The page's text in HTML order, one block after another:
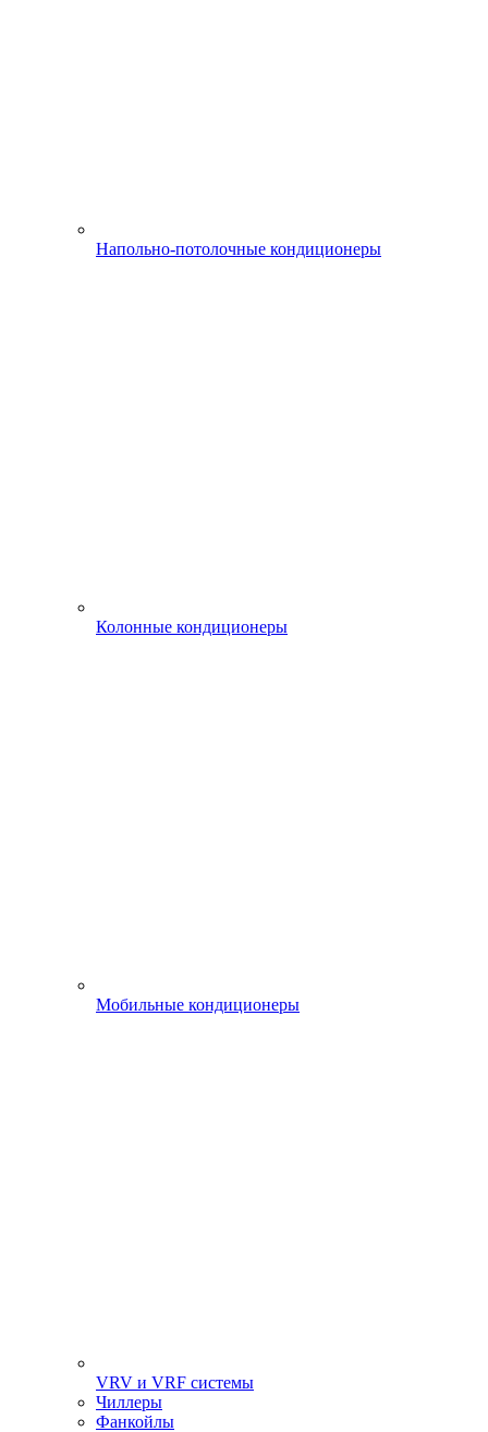
Напольно-потолочные кондиционеры
Колонные кондиционеры
Мобильные кондиционеры
VRV и VRF системы
Чиллеры
Фанкойлы